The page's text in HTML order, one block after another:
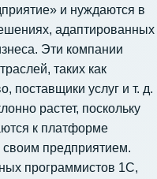
и нуждаются в
адаптированных
Эти компании
таких как
поставщики услуг и т. д.
растет, поскольку
к платформе
предприятием.
программистов 1С,